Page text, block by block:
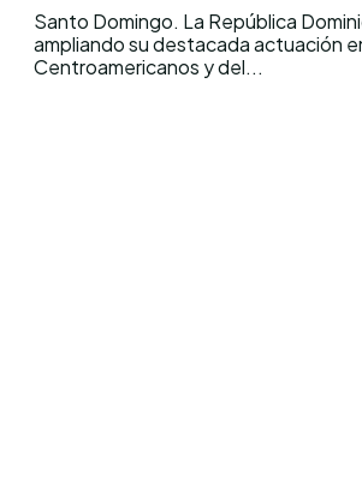
Santo Domingo. La República
ampliando su destacada actuación
Centroamericanos y del...